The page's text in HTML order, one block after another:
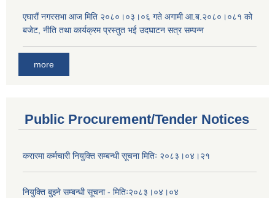
एघारौं नगरसभा आज मिति २०८०।०३।०६ गते अगामी आ.ब.२०८०।०८१ को
बजेट, नीति तथा कार्यक्रम प्रस्तुत भई उदघाटन सत्र सम्पन्न
more
Public Procurement/Tender Notices
करारमा कर्मचारी नियुक्ति सम्बन्धी सूचना मितिः २०८३।०४।२१
नियुक्ति बुझ्ने सम्बन्धी सूचना - मितिः२०८३।०४।०४